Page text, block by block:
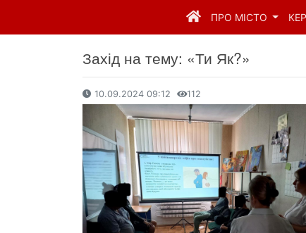
ПРО МІСТО
Захід на тему: «Ти Як?»
10.09.2024 09:12 112